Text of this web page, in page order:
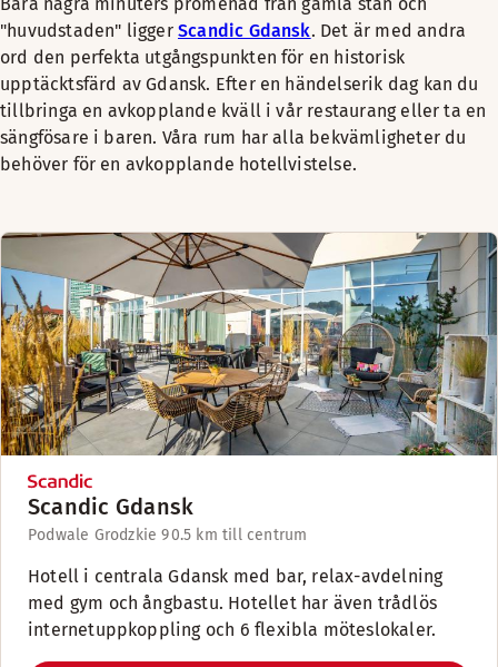
"huvudstaden" ligger Scandic Gdansk. Det är med andra
ord den perfekta utgångspunkten för en historisk
upptäcktsfärd av Gdansk. Efter en händelserik dag kan du
tillbringa en avkopplande kväll i vår restaurang eller ta en
sängfösare i baren. Våra rum har alla bekvämligheter du
behöver för en avkopplande hotellvistelse.
Scandic Gdansk
Podwale Grodzkie 90.5 km till centrum
Hotell i centrala Gdansk med bar, relax-avdelning
med gym och ångbastu. Hotellet har även trådlös
internetuppkoppling och 6 flexibla möteslokaler.